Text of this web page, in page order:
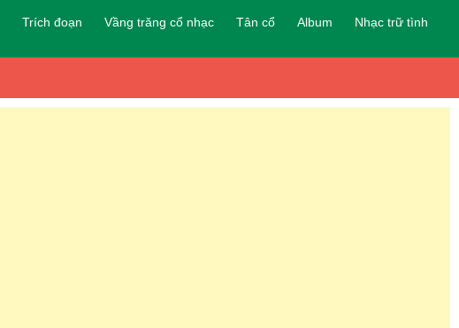
Trích đoạn Vầng trăng cổ nhạc Tân cổ Album Nhạc trữ tình